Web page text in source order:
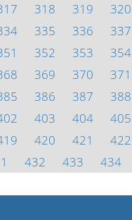
318 319 320
335 336 337
352 353 354
369 370 371
386 387 388
403 404 405
420 421 422
432 433 434